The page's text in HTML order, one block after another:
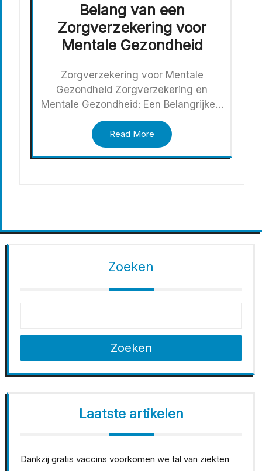
Belang van een
Zorgverzekering voor
Mentale Gezondheid
Zorgverzekering voor Mentale
Gezondheid Zorgverzekering en
Mentale Gezondheid: Een Belangrijke…
Read More
Zoeken
Zoeken
Laatste artikelen
Dankzij gratis vaccins voorkomen we tal van ziekten